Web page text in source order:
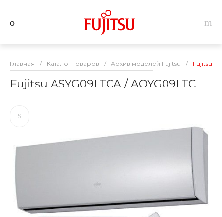
Главная / Каталог товаров / Архив моделей Fujitsu / Fujitsu
Fujitsu ASYG09LTCA / AOYG09LTC